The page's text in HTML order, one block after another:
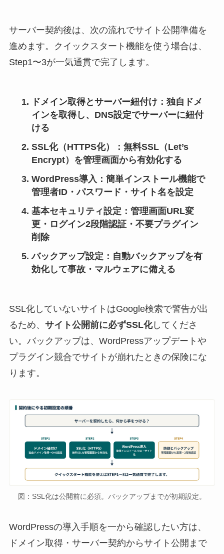
サーバー契約後は、次の流れでサイト公開準備を
進めます。クイックスタート機能を使う場合は、
Step1〜3が一気通貫で完了します。
ドメイン取得とサーバー紐付け：独自ドメ
インを取得し、DNS設定でサーバーに紐付
ける
SSL化（HTTPS化）
：無料SSL（Let’s
Encrypt）を管理画面から有効化する
WordPress導入 ：簡単インストール機能で
管理者ID・パスワード・サイト名を設定
基本セキュリティ設定 ：管理画面URL変
更・ログイン2段階認証・不要プラグイン
削除
バックアップ設定 ：自動バックアップを有
効化して事故・マルウェアに備える
SSL化していないサイトはGoogle検索で警告が出
るため、 サイト公開前に必ずSSL化してくださ
い。バックアップは、WordPressアップデートや
プラグイン競合でサイトが崩れたときの保険にな
ります。
図：SSL化は公開前に必須。バックアップまでが初期設定。
WordPressの導入手順を一から確認したい方は、
ドメイン取得・サーバー契約からサイト公開まで